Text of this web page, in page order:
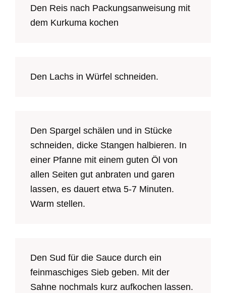
Den Reis nach Packungsanweisung mit
dem Kurkuma kochen
Den Lachs in Würfel schneiden.
Den Spargel schälen und in Stücke
schneiden, dicke Stangen halbieren. In
einer Pfanne mit einem guten Öl von
allen Seiten gut anbraten und garen
lassen, es dauert etwa 5-7 Minuten.
Warm stellen.
Den Sud für die Sauce durch ein
feinmaschiges Sieb geben. Mit der
Sahne nochmals kurz aufkochen lassen.